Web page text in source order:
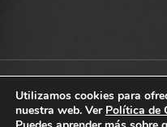
Copyright ©
Pólitica De Cookies
Utilizamos cookies para
nuestra web. Ver Política de